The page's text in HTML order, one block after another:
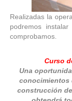
Realizadas la
podremos
comprobamos.
Curso
Una
conocimientos
construcción